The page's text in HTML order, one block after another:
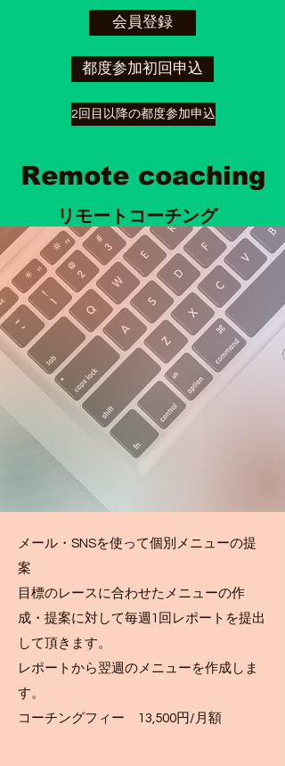
会員登録
都度参加初回申込
2回目以降の都度参加申込
Remote coaching
メール・SNSを使って個別メニューの提
案
目標のレースに合わせたメニューの作
成・提案に対して毎週1回 レポートを提出
して頂きます。
レポートから翌週のメニューを作成しま
す。
コーチングフィー 13,500円/月額
リモートコーチング